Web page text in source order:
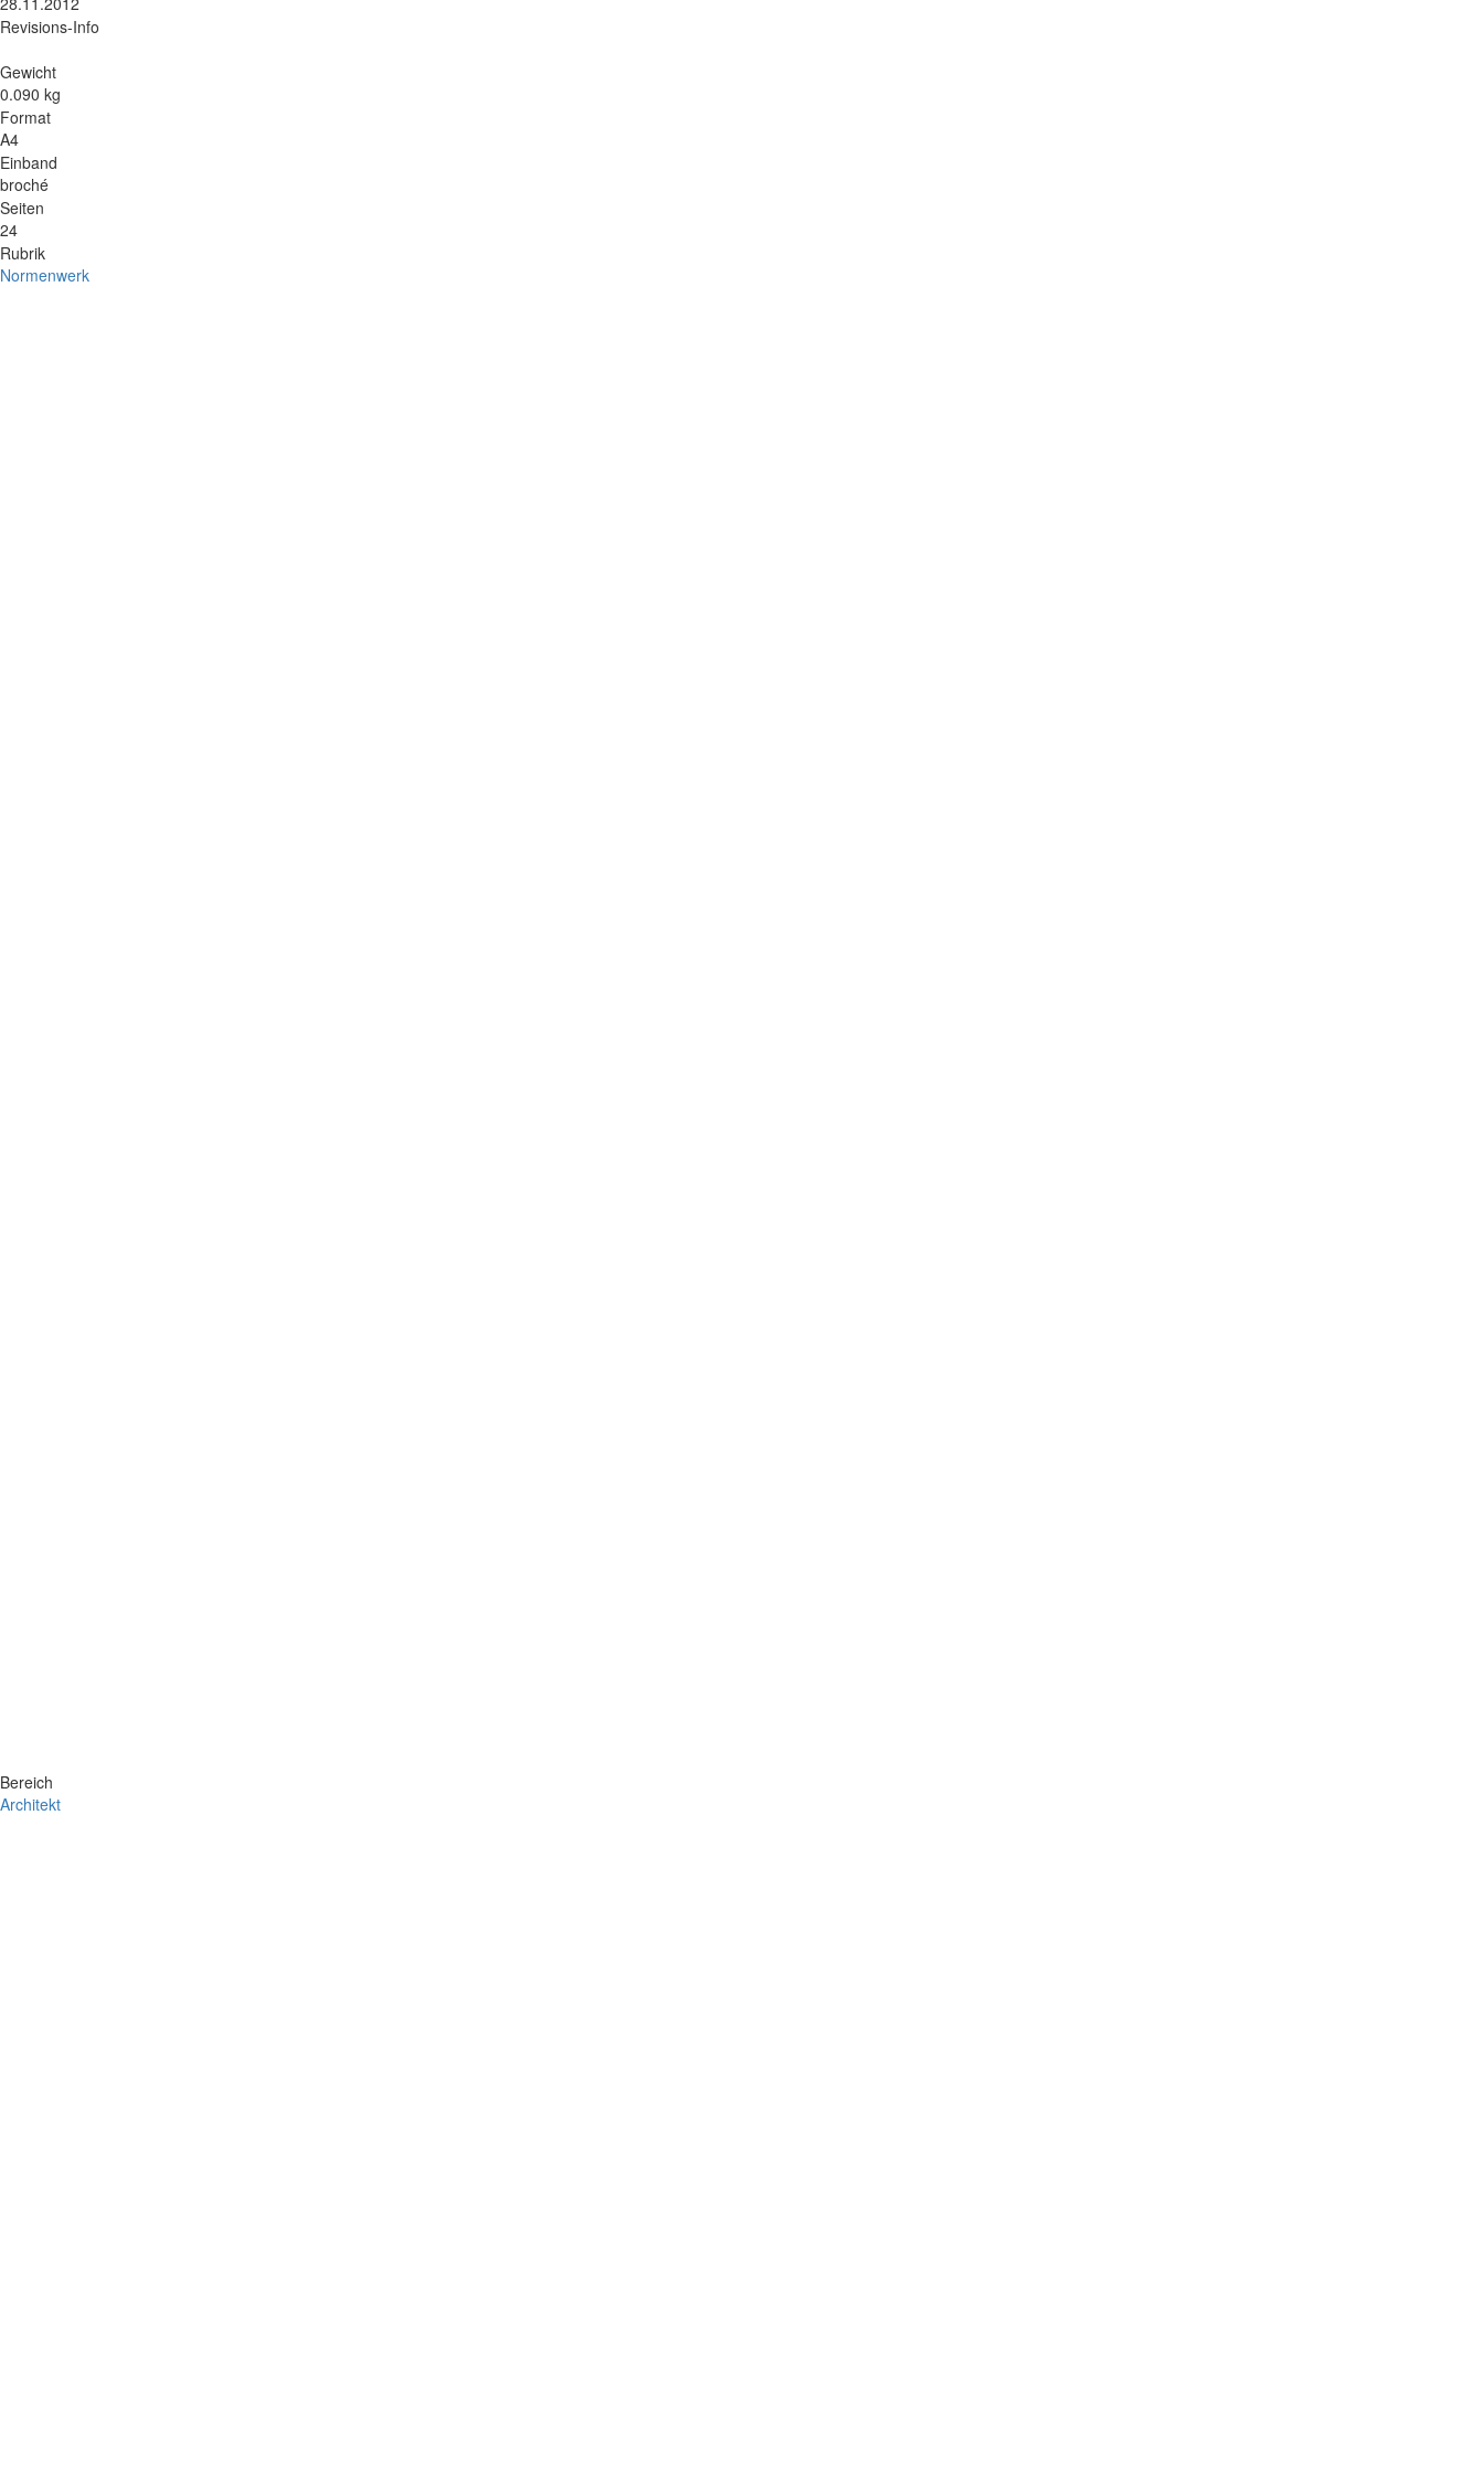
Revisions-Info
Gewicht
0.090 kg
Format
A4
Einband
broché
Seiten
24
Rubrik
Normenwerk
Bereich
Architekt